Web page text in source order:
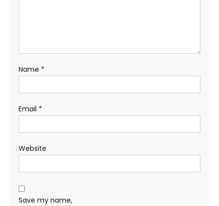
Name *
Email *
Website
Save my name,